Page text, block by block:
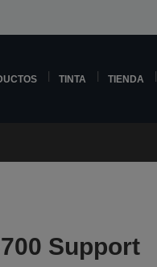
TINTA TIENDA
Support